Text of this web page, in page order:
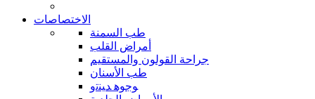
الاختصاصات
طب السمنة
أمراض القلب
جراحة القولون والمستقيم
طب الأسنان
ﻮﺟﻮﻫ ﺪﻴﻨﺗﻭ